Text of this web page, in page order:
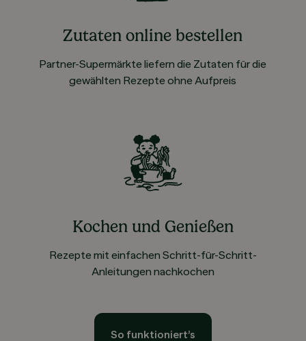
Zutaten online bestellen
Partner-Supermärkte liefern die Zutaten für die
gewählten Rezepte ohne Aufpreis
Kochen und Genießen
Rezepte mit einfachen Schritt-für-Schritt-
Anleitungen nachkochen
So funktioniert’s